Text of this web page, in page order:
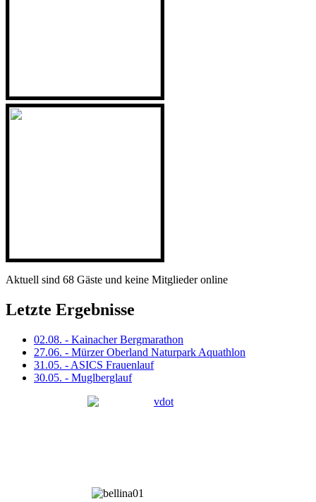
Aktuell sind 68 Gäste und keine Mitglieder online
Letzte Ergebnisse
02.08. - Kainacher Bergmarathon
27.06. - Mürzer Oberland Naturpark Aquathlon
31.05. - ASICS Frauenlauf
30.05. - Muglberglauf